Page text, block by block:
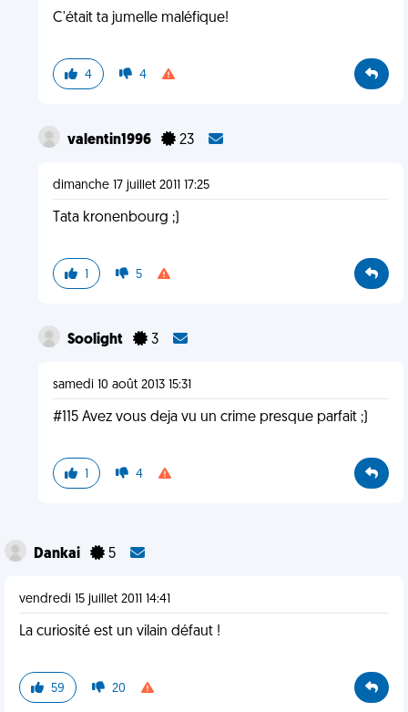
C'était ta jumelle maléfique!
4 4
valentin1996 23
dimanche 17 juillet 2011 17:25
Tata kronenbourg ;)
1 5
Soolight 3
samedi 10 août 2013 15:31
#115 Avez vous deja vu un crime presque parfait ;)
1 4
Dankai 5
vendredi 15 juillet 2011 14:41
La curiosité est un vilain défaut !
59 20